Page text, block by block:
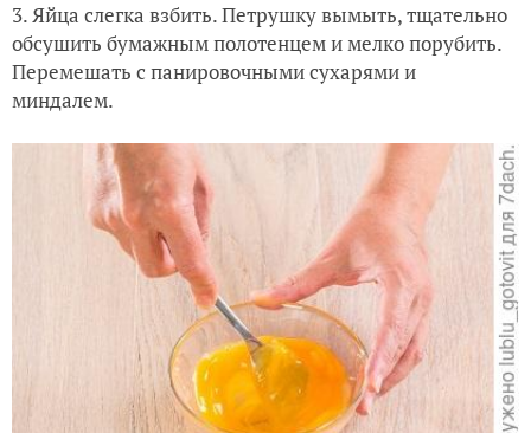
3. Яйца слегка взбить. Петрушку вымыть, тщательно
обсушить бумажным полотенцем и мелко порубить.
Перемешать с панировочными сухарями и
миндалем.